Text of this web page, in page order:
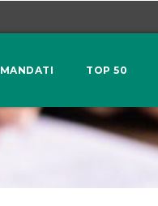
MANDATI TOP 50